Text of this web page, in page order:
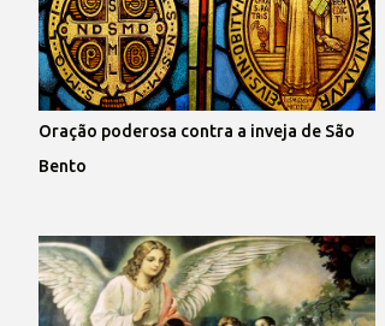
Oração poderosa contra a inveja de São
Bento